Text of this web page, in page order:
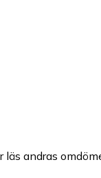
andras